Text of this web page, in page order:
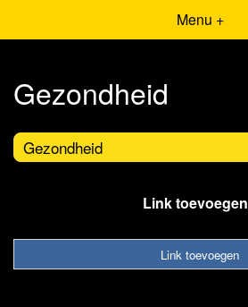
Menu +
Gezondheid
Gezondheid
Link toevoegen
Link toevoegen